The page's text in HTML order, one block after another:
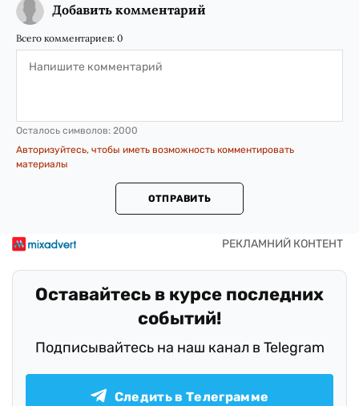
Добавить комментарий
Всего комментариев: 0
Осталось символов: 2000
Авторизуйтесь, чтобы иметь возможность комментировать
материалы
ОТПРАВИТЬ
Оставайтесь в курсе последних
событий!
Подписывайтесь на наш канал в Telegram
Следить в Телеграмме